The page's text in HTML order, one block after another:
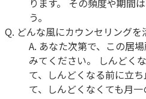
ります。 その頻度や期間
う。
Q. どんな風にカウンセリングを
A. あなた次第で、この居
みてください。 しんどく
て、しんどくなる前に立
て、しんどくなくても月